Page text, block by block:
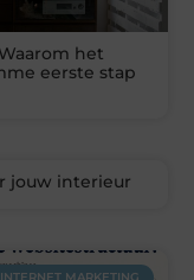
het
eerste stap
jouw interieur